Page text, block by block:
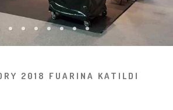
2018 FUARINA KATILDI